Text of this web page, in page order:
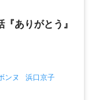
ありがとう』
ンヌ
浜口京子